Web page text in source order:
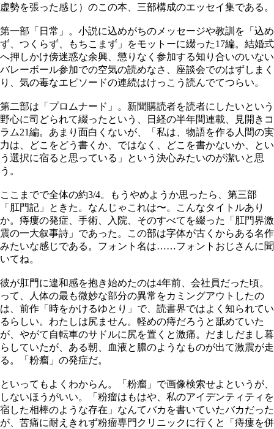
虚勢を張った感じ）のこの本、三部構成のエッセイ集である。
第一部「日常」。小説に込めがちのメッセージや教訓を「込め
ず、つくらず、もちこまず」をモットーに綴った17編。結婚式
へ押しかけ傍迷惑な余興、懲りなく参加する知り合いのいない
バレーボール参加での空気の読めなさ、座談会でのはずしまく
り、気の毒なエピソードの連続はけっこう読んでてつらい。
第二部は「プロムナード」。新聞購読者を読者にしたいという
野心に司どられて綴ったという、日経の半年間連載、見開きコ
ラム21編。あまり面白くないが、「私は、物語を作る人間の実
力は、どこをどう書くか、ではなく、どこを書かないか、とい
う選択に宿ると思っている」という決心みたいのが潔いと思
う。
ここまでで全体の約3/4。もうやめようか思ったら、第三部
「肛門記」ときた。なんじゃこれは〜。こんなタイトルあり
か。痔瘻の発症、手術、入院、そのすべてを綴った「肛門界激
震の一大叙事詩」であった。この部は字体が古くからある名作
みたいな感じである。フォント名は……フォントおじさんに聞
いてね。
彼が肛門に違和感を抱き始めたのは4年前、会社員だった頃。
って、人体の最も微妙な部分の異常をカミングアウトしたの
は、前作「時をかけるゆとり」で、読書界ではよく知られてい
るらしい。わたしは尻ません。軽めの痔だろうと舐めていた
が、やがて自転車のサドルに尻を置くと激痛。だましだまし暮
らしていたが、ある朝、血液と膿のようなものが出て激震が走
る。「粉瘤」の発症だ。
といってもよくわからん。「粉瘤」で画像検索せよというが、
しないほうがいい。「粉瘤はもはや、私のアイデンティティを
宿した相棒のような存在」なんてバカを書いていたバカだった
が、苦痛に耐えきれず粉瘤専門クリニックに行くと「痔瘻を併